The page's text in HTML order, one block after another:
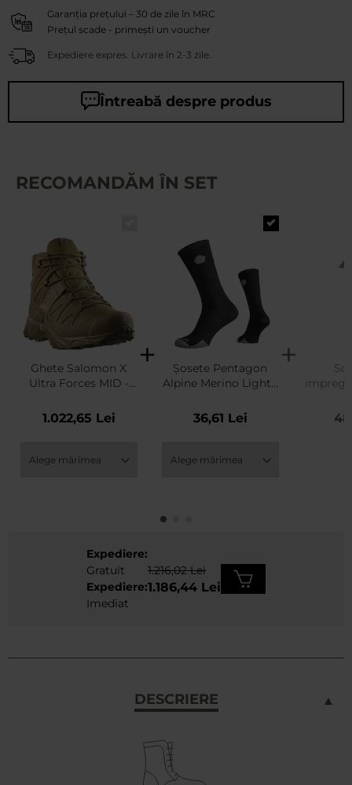
Garanția prețului – 30 de zile în MRC
Prețul scade - primești un voucher
Expediere expres. Livrare în 2-3 zile.
Întreabă despre produs
RECOMANDĂM ÎN SET
Ghete Salomon X
Ultra Forces MID -
1.022,65 Lei
Șosete Pentagon
Alpine Merino Light -
36,61 Lei
Expediere:
Gratuit
Expediere:
Imediat
1.216,02 Lei
1.186,44 Lei
DESCRIERE